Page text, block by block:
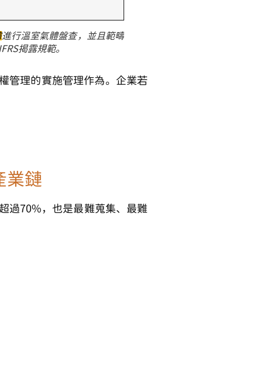
進行溫室氣體盤查，並且範疇
揭露規範。
管理的實施管理作為。企業若
業鏈
過70%，也是最難蒐集、最難